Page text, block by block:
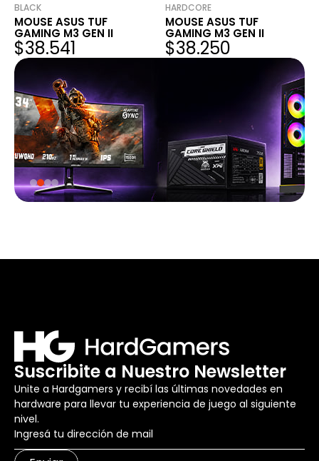
BLACK
MOUSE ASUS TUF
GAMING M3 GEN II
$38.541
HARDCORE
MOUSE ASUS TUF
GAMING M3 GEN II
$38.250
Suscribite a Nuestro Newsletter
Unite a Hardgamers y recibí las últimas novedades en
hardware para llevar tu experiencia de juego al siguiente
nivel.